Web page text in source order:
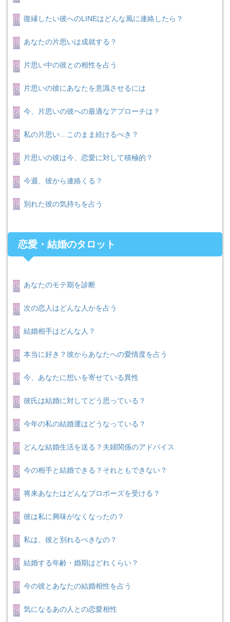
復縁したい彼へのLINEはどんな風に連絡したら？
あなたの片思いは成就する？
片思い中の彼との相性を占う
片思いの彼にあなたを意識させるには
今、片思いの彼への最適なアプローチは？
私の片思い…このまま続けるべき？
片思いの彼は今、恋愛に対して積極的？
今週、彼から連絡くる？
別れた彼の気持ちを占う
恋愛・結婚のタロット
あなたのモテ期を診断
次の恋人はどんな人かを占う
結婚相手はどんな人？
本当に好き？彼からあなたへの愛情度を占う
今、あなたに想いを寄せている異性
彼氏は結婚に対してどう思っている？
今年の私の結婚運はどうなっている？
どんな結婚生活を送る？夫婦関係のアドバイス
今の相手と結婚できる？それともできない？
将来あなたはどんなプロポーズを受ける？
彼は私に興味がなくなったの？
私は、彼と別れるべきなの？
結婚する年齢・婚期はどれくらい？
今の彼とあなたの結婚相性を占う
気になるあの人との恋愛相性